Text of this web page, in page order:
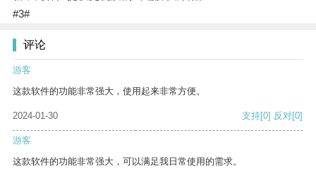
#3#
评论
游客
这款软件的功能非常强大，使用起来非常方便。
2024-01-30 支持[0] 反对[0]
游客
这款软件的功能非常强大，可以满足我日常使用的需求。